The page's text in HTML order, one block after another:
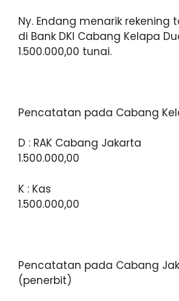
Ny. Endang menarik rekening
di Bank DKI Cabang Kelapa
1.500.000,00 tunai.
Pencatatan pada Cabang
D : RAK Cabang
1.500.000,00
K : Kas
1.500.000,00
Pencatatan pada Cabang
(penerbit)